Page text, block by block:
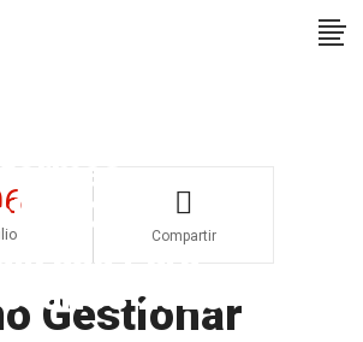
Guía
Para
2026
Compartir
Gestionar